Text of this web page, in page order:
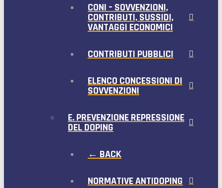
CONI – SOVVENZIONI,
CONTRIBUTI, SUSSIDI,
VANTAGGI ECONOMICI
CONTRIBUTI PUBBLICI
ELENCO CONCESSIONI DI
SOVVENZIONI
E. PREVENZIONE REPRESSIONE
DEL DOPING
← BACK
NORMATIVE ANTIDOPING